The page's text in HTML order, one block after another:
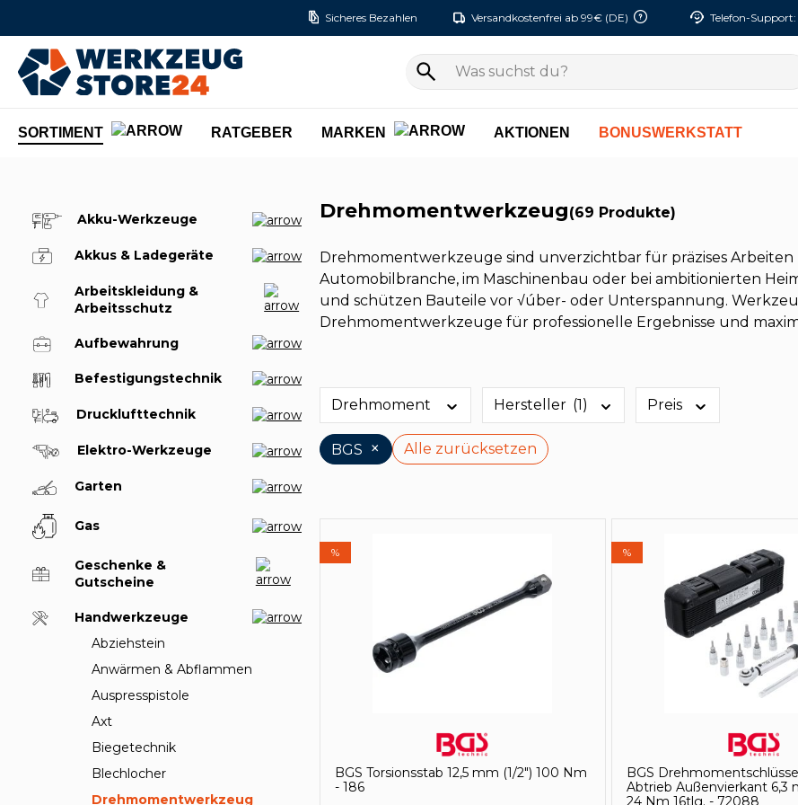
Sicheres Bezahlen Versandkostenfrei ab 99€ (DE) Telefon-Support:
SORTIMENT RATGEBER MARKEN AKTIONEN BONUSWERKSTATT
Akku-Werkzeuge
Akkus & Ladegeräte
Arbeitskleidung &
Arbeitsschutz
Aufbewahrung
Befestigungstechnik
Drucklufttechnik
Elektro-Werkzeuge
Garten
Gas
Geschenke &
Gutscheine
Handwerkzeuge
Abziehstein
Anwärmen & Abflammen
Auspresspistole
Axt
Biegetechnik
Blechlocher
Drehmomentwerkzeug
Drehmomentwerkzeug(69 Produkte)
Drehmomentwerkzeuge sind unverzichtbar für präzises
Automobilbranche, im Maschinenbau oder bei ambitionierten
und schützen Bauteile vor √úber- oder Unterspannung.
Drehmomentwerkzeuge für professionelle Ergebnisse und
Drehmoment Hersteller (1) Preis
BGS × Alle zurücksetzen
%
BGS Torsionsstab 12,5 mm (1/2") 100 Nm
- 186
%
BGS
Abtrieb Außenvierkant 6,3
24 Nm 16tlg. - 72088